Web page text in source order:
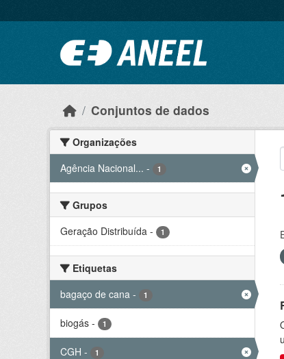
Conjuntos de dados
Organizações
Agência Nacional... - 1
Grupos
Geração Distribuída - 1
Etiquetas
bagaço de cana - 1
biogás - 1
CGH - 1